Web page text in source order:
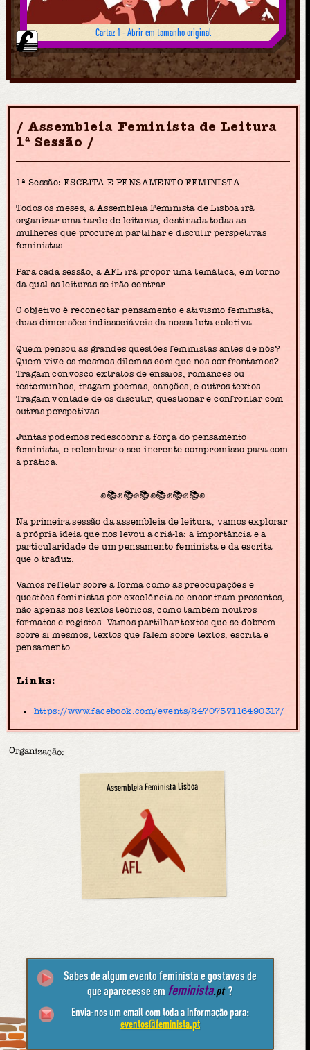
Cartaz 1 - Abrir em tamanho original
Assembleia Feminista de Leitura
1ª Sessão
1ª Sessão: ESCRITA E PENSAMENTO FEMINISTA
Todos os meses, a Assembleia Feminista de Lisboa irá
organizar uma tarde de leituras, destinada todas as
mulheres que procurem partilhar e discutir perspetivas
feministas.
Para cada sessão, a AFL irá propor uma temática, em torno
da qual as leituras se irão centrar.
O objetivo é reconectar pensamento e ativismo feminista,
duas dimensões indissociáveis da nossa luta coletiva.
Quem pensou as grandes questões feministas antes de nós?
Quem vive os mesmos dilemas com que nos confrontamos?
Tragam convosco extratos de ensaios, romances ou
testemunhos, tragam poemas, canções, e outros textos.
Tragam vontade de os discutir, questionar e confrontar com
outras perspetivas.
Juntas podemos redescobrir a força do pensamento
feminista, e relembrar o seu inerente compromisso para com
a prática.
✊📚✊📚✊📚✊📚✊📚✊📚✊
Na primeira sessão da assembleia de leitura, vamos explorar
a própria ideia que nos levou a criá-la: a importância e a
particularidade de um pensamento feminista e da escrita
que o traduz.
Vamos refletir sobre a forma como as preocupações e
questões feministas por excelência se encontram presentes,
não apenas nos textos teóricos, como também noutros
formatos e registos. Vamos partilhar textos que se dobrem
sobre si mesmos, textos que falem sobre textos, escrita e
pensamento.
Links:
https://www.facebook.com/events/2470757116490317/
Organização:
Assembleia Feminista Lisboa
Sabes de algum evento feminista e gostavas de
que aparecesse em feminista.pt ?
Envia-nos um email com toda a informação para:
eventos@feminista.pt